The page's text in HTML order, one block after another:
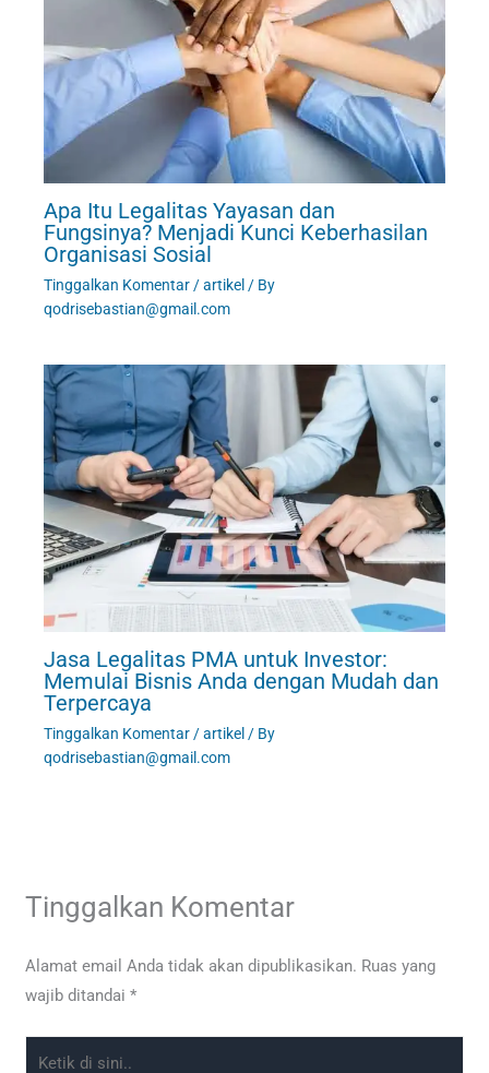
Apa Itu Legalitas Yayasan dan
Fungsinya? Menjadi Kunci Keberhasilan
Organisasi Sosial
Tinggalkan Komentar/artikel / By
qodrisebastian@gmail.com
Jasa Legalitas PMA untuk Investor:
Memulai Bisnis Anda dengan Mudah dan
Terpercaya
Tinggalkan Komentar/artikel / By
qodrisebastian@gmail.com
Tinggalkan Komentar
Alamat email Anda tidak akan dipublikasikan. Ruas yang
wajib ditandai*